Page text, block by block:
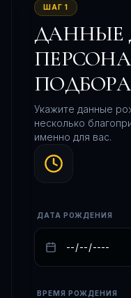
ШАГ 1
ДАННЫЕ
ПОДБОРА
Укажите данные
несколько
именно для вас.
ДАТА РОЖДЕНИЯ
ВРЕМЯ РОЖДЕНИЯ